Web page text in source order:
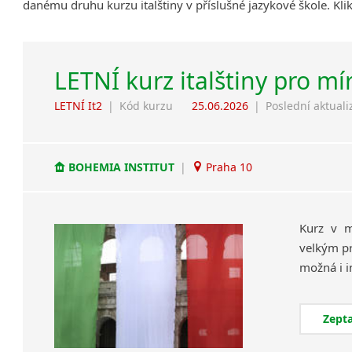
danému druhu kurzu italštiny v příslušné jazykové škole.
LETNÍ kurz italštiny pro
LETNÍ It2 | Kód kurzu 25.06.2026 | Poslední
BOHEMIA INSTITUT | Praha 10
Kurz v
velkým